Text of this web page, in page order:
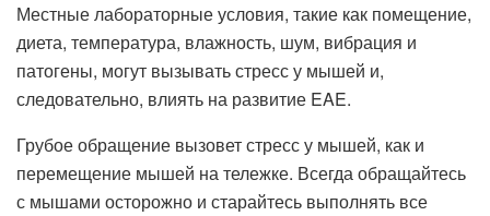
Местные лабораторные условия, такие как помещение,
диета, температура, влажность, шум, вибрация и
патогены, могут вызывать стресс у мышей и,
следовательно, влиять на развитие EAE.
Грубое обращение вызовет стресс у мышей, как и
перемещение мышей на тележке. Всегда обращайтесь
с мышами осторожно и старайтесь выполнять все